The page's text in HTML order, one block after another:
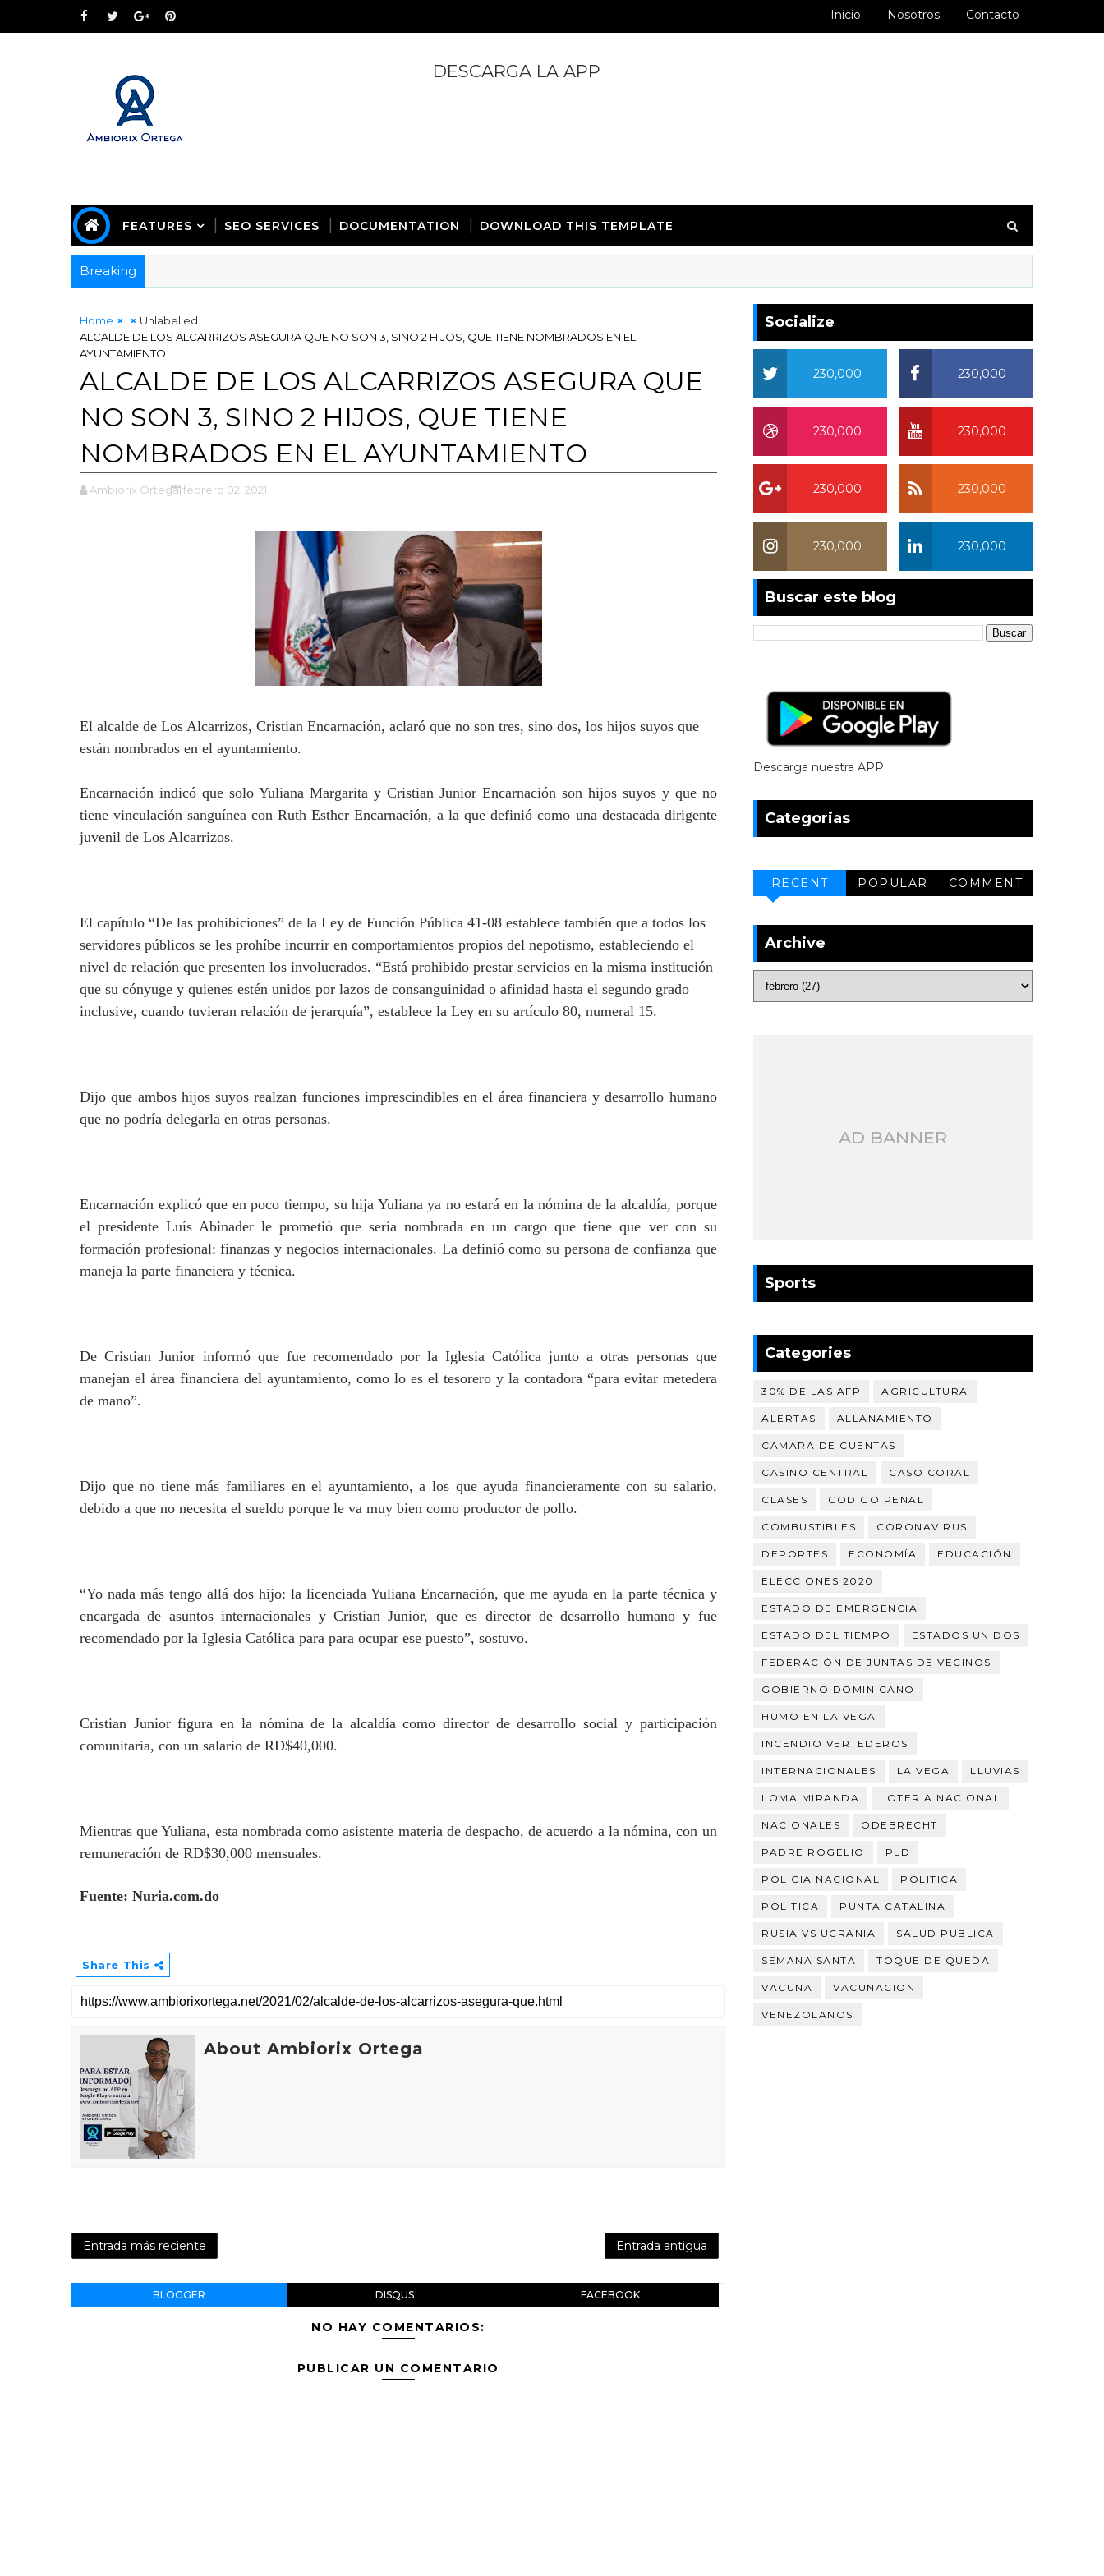
Inicio Nosotros Contacto
DESCARGA LA APP
FEATURES SEO SERVICES DOCUMENTATION DOWNLOAD THIS TEMPLATE
Breaking
Home
Unlabelled
ALCALDE DE LOS ALCARRIZOS ASEGURA QUE NO SON 3, SINO 2 HIJOS, QUE TIENE NOMBRADOS EN EL
AYUNTAMIENTO
ALCALDE DE LOS ALCARRIZOS ASEGURA QUE
NO SON 3, SINO 2 HIJOS, QUE TIENE
NOMBRADOS EN EL AYUNTAMIENTO
Ambiorix Ortega febrero 02, 2021
El alcalde de Los Alcarrizos, Cristian Encarnación, aclaró que no son tres, sino dos, los hijos suyos que
están nombrados en el ayuntamiento.
Encarnación indicó que solo Yuliana Margarita y Cristian Junior Encarnación son hijos suyos y que no
tiene vinculación sanguínea con Ruth Esther Encarnación, a la que definió como una destacada dirigente
juvenil de Los Alcarrizos.
El capítulo “De las prohibiciones” de la Ley de Función Pública 41-08 establece también que a todos los
servidores públicos se les prohíbe incurrir en comportamientos propios del nepotismo, estableciendo el
nivel de relación que presenten los involucrados. “Está prohibido prestar servicios en la misma institución
que su cónyuge y quienes estén unidos por lazos de consanguinidad o afinidad hasta el segundo grado
inclusive, cuando tuvieran relación de jerarquía”, establece la Ley en su artículo 80, numeral 15.
Dijo que ambos hijos suyos realzan funciones imprescindibles en el área financiera y desarrollo humano
que no podría delegarla en otras personas.
Encarnación explicó que en poco tiempo, su hija Yuliana ya no estará en la nómina de la alcaldía, porque
el presidente Luís Abinader le prometió que sería nombrada en un cargo que tiene que ver con su
formación profesional: finanzas y negocios internacionales. La definió como su persona de confianza que
maneja la parte financiera y técnica.
De Cristian Junior informó que fue recomendado por la Iglesia Católica junto a otras personas que
manejan el área financiera del ayuntamiento, como lo es el tesorero y la contadora “para evitar metedera
de mano”.
Dijo que no tiene más familiares en el ayuntamiento, a los que ayuda financieramente con su salario,
debido a que no necesita el sueldo porque le va muy bien como productor de pollo.
“Yo nada más tengo allá dos hijo: la licenciada Yuliana Encarnación, que me ayuda en la parte técnica y
encargada de asuntos internacionales y Cristian Junior, que es director de desarrollo humano y fue
recomendado por la Iglesia Católica para para ocupar ese puesto”, sostuvo.
Cristian Junior figura en la nómina de la alcaldía como director de desarrollo social y participación
comunitaria, con un salario de RD$40,000.
Mientras que Yuliana, esta nombrada como asistente materia de despacho, de acuerdo a la nómina, con un
remuneración de RD$30,000 mensuales.
Fuente: Nuria.com.do
Share This
About Ambiorix Ortega
Entrada más reciente Entrada antigua
BLOGGER DISQUS FACEBOOK
NO HAY COMENTARIOS:
PUBLICAR UN COMENTARIO
Socialize
230,000
230,000
230,000
230,000
230,000
230,000
230,000
230,000
Buscar este blog
Descarga nuestra APP
Categorias
RECENT POPULAR COMMENT
Archive
AD BANNER
Sports
Categories
30% DE LAS AFP AGRICULTURA
ALERTAS ALLANAMIENTO
CAMARA DE CUENTAS
CASINO CENTRAL CASO CORAL
CLASES CODIGO PENAL
COMBUSTIBLES CORONAVIRUS
DEPORTES ECONOMÍA EDUCACIÓN
ELECCIONES 2020
ESTADO DE EMERGENCIA
ESTADO DEL TIEMPO ESTADOS UNIDOS
FEDERACIÓN DE JUNTAS DE VECINOS
GOBIERNO DOMINICANO
HUMO EN LA VEGA
INCENDIO VERTEDEROS
INTERNACIONALES LA VEGA LLUVIAS
LOMA MIRANDA LOTERIA NACIONAL
NACIONALES ODEBRECHT
PADRE ROGELIO PLD
POLICIA NACIONAL POLITICA
POLÍTICA PUNTA CATALINA
RUSIA VS UCRANIA SALUD PUBLICA
SEMANA SANTA TOQUE DE QUEDA
VACUNA VACUNACION
VENEZOLANOS